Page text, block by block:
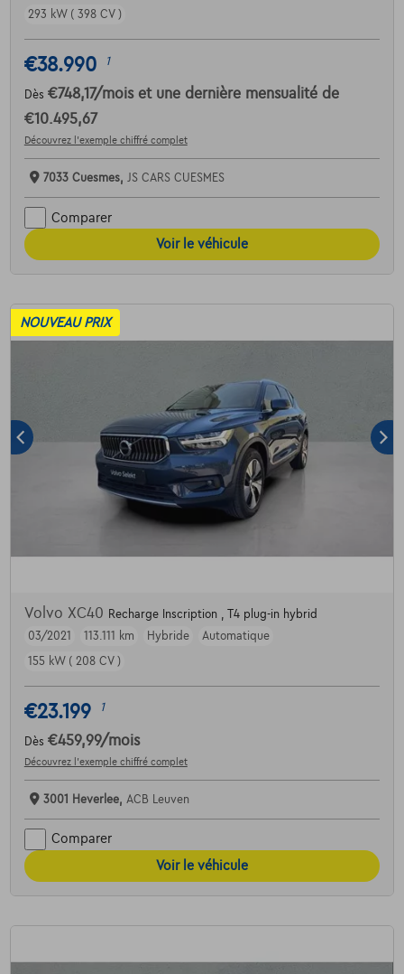
293 kW ( 398 CV )
€38.990 1
Dès €748,17/mois et une dernière mensualité de
€10.495,67
Découvrez l’exemple chiffré complet
7033 Cuesmes, JS CARS CUESMES
Comparer
Voir le véhicule
NOUVEAU PRIX
Volvo XC40 Recharge Inscription , T4 plug-in hybrid
03/2021
113.111 km Hybride
Automatique
155 kW ( 208 CV )
€23.199 1
Dès €459,99/mois
Découvrez l’exemple chiffré complet
3001 Heverlee, ACB Leuven
Comparer
Voir le véhicule